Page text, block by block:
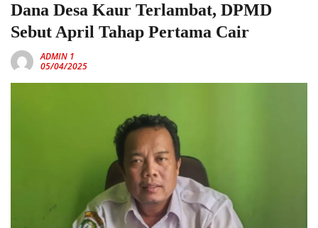
Dana Desa Kaur Terlambat, DPMD
Sebut April Tahap Pertama Cair
ADMIN 1
05/04/2025